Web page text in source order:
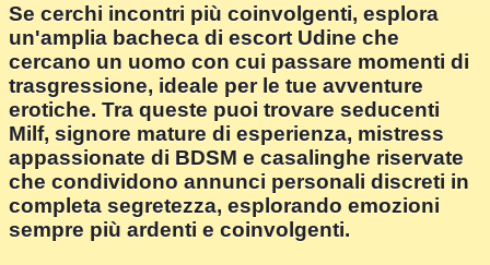
Se cerchi incontri più coinvolgenti, esplora
un'amplia bacheca di escort Udine che
cercano un uomo con cui passare momenti di
trasgressione, ideale per le tue avventure
erotiche. Tra queste puoi trovare seducenti
Milf, signore mature di esperienza, mistress
appassionate di BDSM e casalinghe riservate
che condividono annunci personali discreti in
completa segretezza, esplorando emozioni
sempre più ardenti e coinvolgenti.